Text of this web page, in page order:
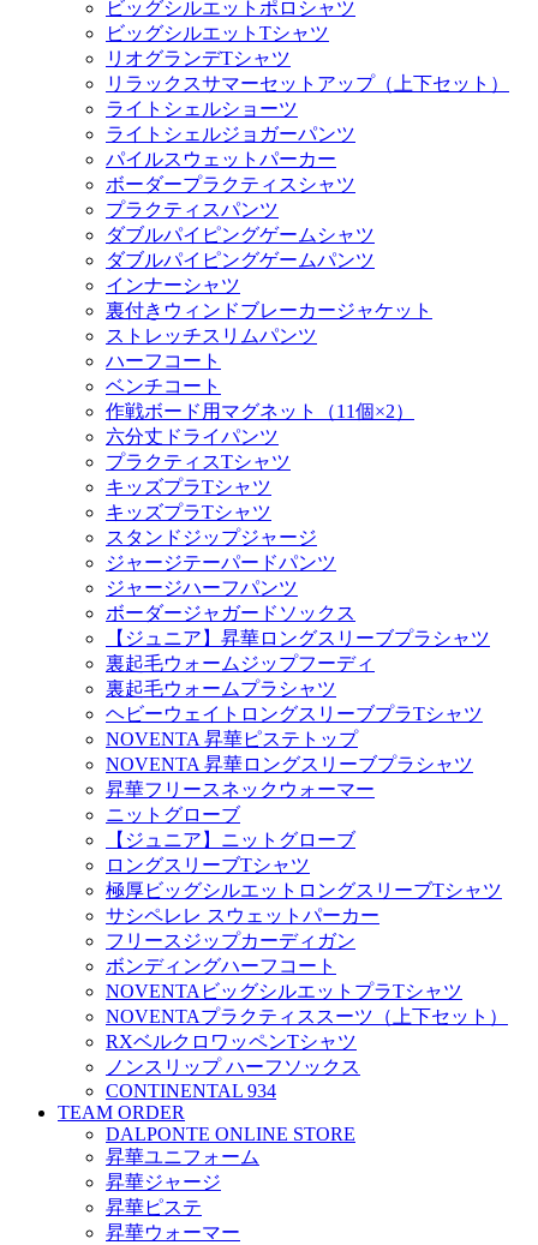
ビッグシルエットポロシャツ
ビッグシルエットTシャツ
リオグランデTシャツ
リラックスサマーセットアップ（上下セット）
ライトシェルショーツ
ライトシェルジョガーパンツ
パイルスウェットパーカー
ボーダープラクティスシャツ
プラクティスパンツ
ダブルパイピングゲームシャツ
ダブルパイピングゲームパンツ
インナーシャツ
裏付きウィンドブレーカージャケット
ストレッチスリムパンツ
ハーフコート
ベンチコート
作戦ボード用マグネット（11個×2）
六分丈ドライパンツ
プラクティスTシャツ
キッズプラTシャツ
キッズプラTシャツ
スタンドジップジャージ
ジャージテーパードパンツ
ジャージハーフパンツ
ボーダージャガードソックス
【ジュニア】昇華ロングスリーブプラシャツ
裏起毛ウォームジップフーディ
裏起毛ウォームプラシャツ
ヘビーウェイトロングスリーブプラTシャツ
NOVENTA 昇華ピステトップ
NOVENTA 昇華ロングスリーブプラシャツ
昇華フリースネックウォーマー
ニットグローブ
【ジュニア】ニットグローブ
ロングスリーブTシャツ
極厚ビッグシルエットロングスリーブTシャツ
サシペレレ スウェットパーカー
フリースジップカーディガン
ボンディングハーフコート
NOVENTAビッグシルエットプラTシャツ
NOVENTAプラクティススーツ（上下セット）
RXベルクロワッペンTシャツ
ノンスリップ ハーフソックス
CONTINENTAL 934
TEAM ORDER
DALPONTE ONLINE STORE
昇華ユニフォーム
昇華ジャージ
昇華ピステ
昇華ウォーマー